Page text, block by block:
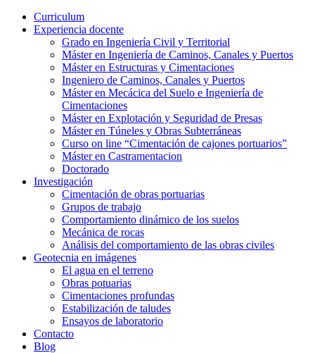
Curriculum
Experiencia docente
Grado en Ingeniería Civil y Territorial
Máster en Ingeniería de Caminos, Canales y Puertos
Máster en Estructuras y Cimentaciones
Ingeniero de Caminos, Canales y Puertos
Máster en Mecácica del Suelo e Ingeniería de
Cimentaciones
Máster en Explotación y Seguridad de Presas
Máster en Túneles y Obras Subterráneas
Curso on line “Cimentación de cajones portuarios”
Máster en Castramentacion
Doctorado
Investigación
Cimentación de obras portuarias
Grupos de trabajo
Comportamiento dinámico de los suelos
Mecánica de rocas
Análisis del comportamiento de las obras civiles
Geotecnia en imágenes
El agua en el terreno
Obras potuarias
Cimentaciones profundas
Estabilización de taludes
Ensayos de laboratorio
Contacto
Blog